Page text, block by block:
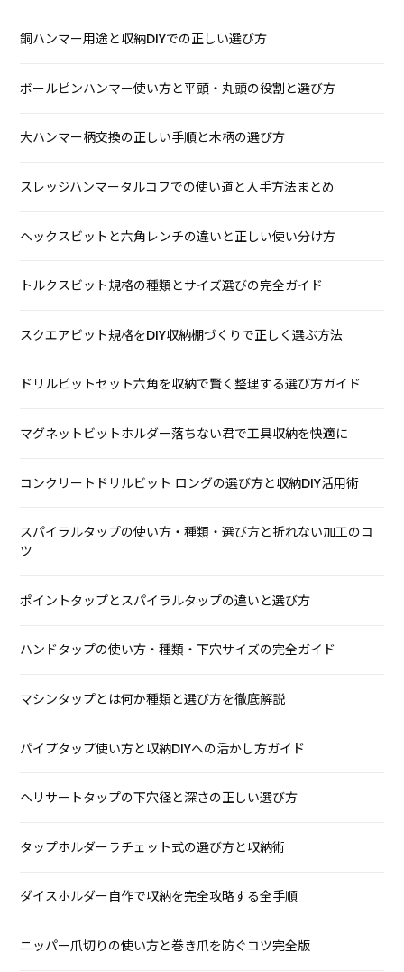
銅ハンマー用途と収納DIYでの正しい選び方
ボールピンハンマー使い方と平頭・丸頭の役割と選び方
大ハンマー柄交換の正しい手順と木柄の選び方
スレッジハンマータルコフでの使い道と入手方法まとめ
ヘックスビットと六角レンチの違いと正しい使い分け方
トルクスビット規格の種類とサイズ選びの完全ガイド
スクエアビット規格をDIY収納棚づくりで正しく選ぶ方法
ドリルビットセット六角を収納で賢く整理する選び方ガイド
マグネットビットホルダー落ちない君で工具収納を快適に
コンクリートドリルビット ロングの選び方と収納DIY活用術
スパイラルタップの使い方・種類・選び方と折れない加工のコ
ツ
ポイントタップとスパイラルタップの違いと選び方
ハンドタップの使い方・種類・下穴サイズの完全ガイド
マシンタップとは何か種類と選び方を徹底解説
パイプタップ使い方と収納DIYへの活かし方ガイド
ヘリサートタップの下穴径と深さの正しい選び方
タップホルダーラチェット式の選び方と収納術
ダイスホルダー自作で収納を完全攻略する全手順
ニッパー爪切りの使い方と巻き爪を防ぐコツ完全版